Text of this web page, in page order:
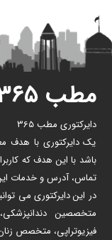
مطب ۳۶۵
دایرکتوری مطب 365
یک دایرکتوری با هدف
باشد با این هدف که
تماس، آدرس و خدمات
در این دایرکتوری می
متخصصین
فیزیوتراپی، متخصص